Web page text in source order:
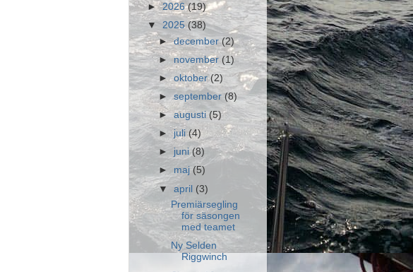
►2026(19)
▼ 2025 (38)
►december(2)
►november(1)
►oktober(2)
►september(8)
►augusti(5)
► juli(4)
►juni(8)
► maj(5)
▼april (3)
Premiärsegling
för säsongen
med teamet
Ny Selden
Riggwinch